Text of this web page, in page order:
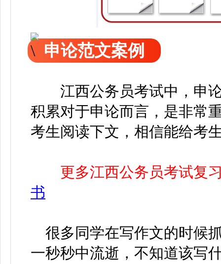
申论范文案例
江西公务员考试中，申
积累对于申论而言，是非常
考生阅读下文，相信能给考
更多江西公务员考试复
书
很多同学在写作文的时候
一秒秒中流逝，不知道该写